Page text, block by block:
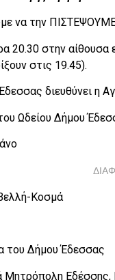
να την
20.30 στην
στις 19.45).
διευθύνει η
Ωδείου Δήμου
Κοσμά
του Δήμου Έδεσσας
Μητρόπολη